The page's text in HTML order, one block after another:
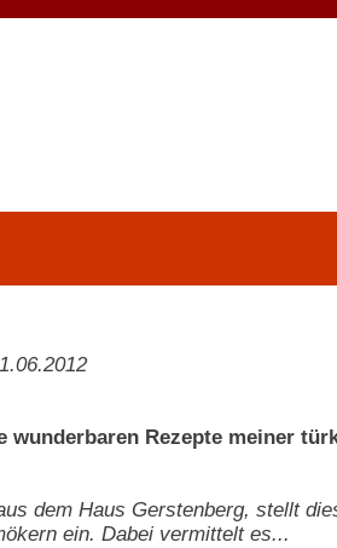
wunderbaren Rezepte meiner
dem Haus Gerstenberg, stellt
ein. Dabei vermittelt es...